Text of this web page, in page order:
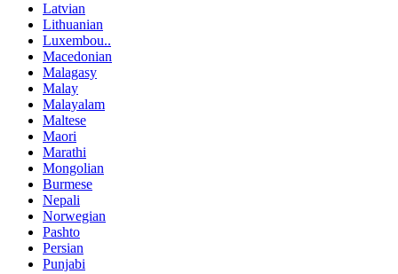
Latvian
Lithuanian
Luxembou..
Macedonian
Malagasy
Malay
Malayalam
Maltese
Maori
Marathi
Mongolian
Burmese
Nepali
Norwegian
Pashto
Persian
Punjabi